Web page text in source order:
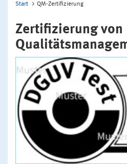
Start QM-Zertifizierung
Zertifizierung von